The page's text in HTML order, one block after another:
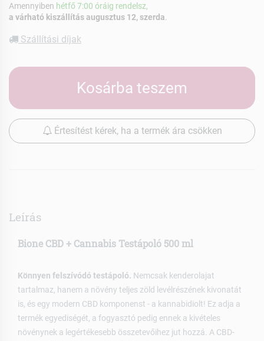
Amennyiben hétfő 7:00 óráig rendelsz,
a várható kiszállítás augusztus 12, szerda
Szállítási díjak
Kosárba teszem
Értesítést kérek, ha a termék ára csökken
Leírás
Bione CBD + Cannabis Testápoló 500 ml
Könnyen felszívódó testápoló. Nemcsak kenderolajat
tartalmaz, hanem a növény teljes zöld levélrészének kivonatát
is, és egy modern CBD komponenst - a kannabidiolt! Ez adja a
termék egyediségét, a fogyasztó pedig ennek a kivételes
növénynek a legértékesebb összetevőihez jut hozzá. A CBD-